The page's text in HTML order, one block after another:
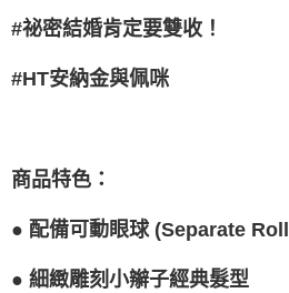
2.基於同意付款使用「大哥付你分期」之契
由本公司與您本人進行分期帳單所需資料之
3.完整用戶服務條款，請詳閱以下連結：
後付繳納相關費用。
※ 交易是否成功請以「AFTEE先享後付 」之
客戶支援中心」https://
權轉讓予恩沛科技股份有限公司。
https://aftee.tw/terms/#terms3
３．未成年的使用者請事先徵得法定代理人
任。
#祕密結婚肯定要雙收！
#HT安納金與佩咪
商品特色 ：
● 配備可動眼球 (Separate
● 細緻雕刻小辮子經典髮型